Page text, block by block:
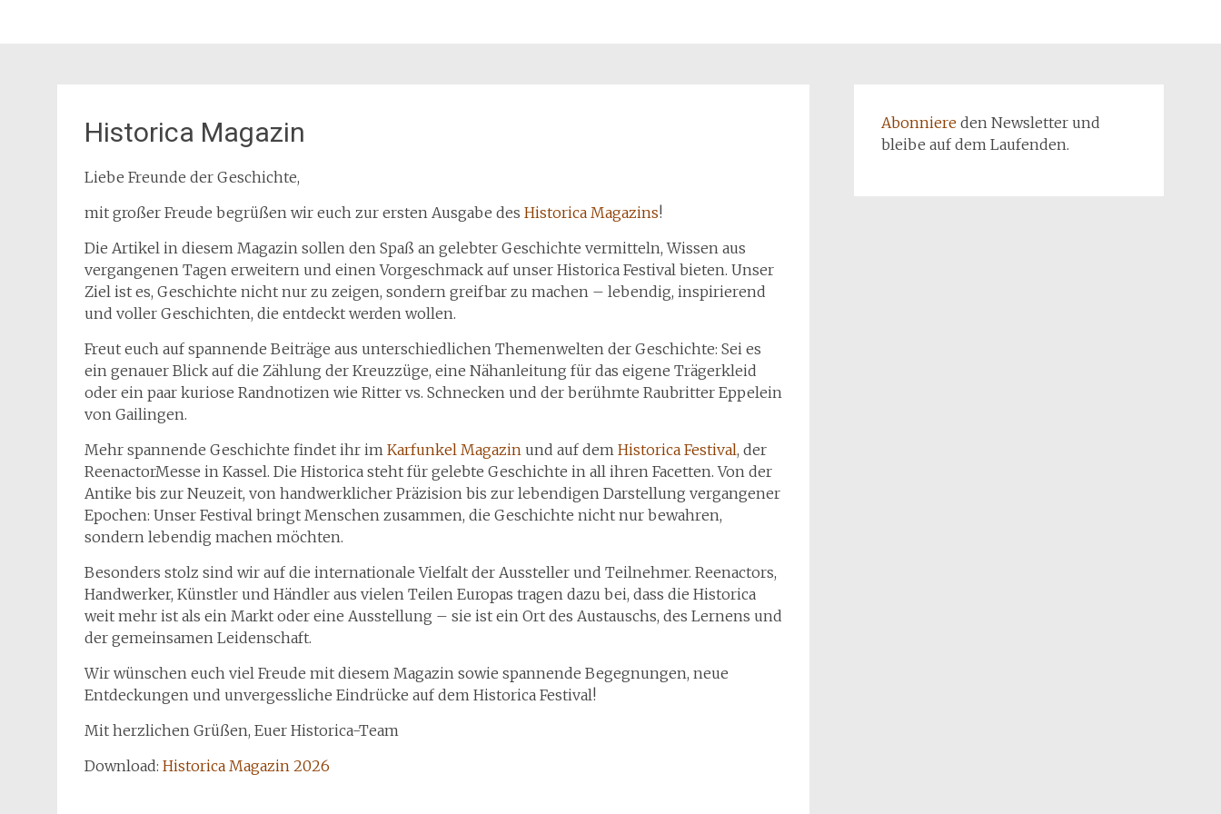
Historica Magazin
Liebe Freunde der Geschichte,
mit großer Freude begrüßen wir euch zur ersten Ausgabe des Historica Magazins!
Die Artikel in diesem Magazin sollen den Spaß an gelebter Geschichte vermitteln, Wissen aus
vergangenen Tagen erweitern und einen Vorgeschmack auf unser Historica Festival bieten. Unser
Ziel ist es, Geschichte nicht nur zu zeigen, sondern greifbar zu machen – lebendig, inspirierend
und voller Geschichten, die entdeckt werden wollen.
Freut euch auf spannende Beiträge aus unterschiedlichen Themenwelten der Geschichte: Sei es
ein genauer Blick auf die Zählung der Kreuzzüge, eine Nähanleitung für das eigene Trägerkleid
oder ein paar kuriose Randnotizen wie Ritter vs. Schnecken und der berühmte Raubritter Eppelein
von Gailingen.
Mehr spannende Geschichte findet ihr im Karfunkel Magazin und auf dem Historica Festival, der
ReenactorMesse in Kassel. Die Historica steht für gelebte Geschichte in all ihren Facetten. Von der
Antike bis zur Neuzeit, von handwerklicher Präzision bis zur lebendigen Darstellung vergangener
Epochen: Unser Festival bringt Menschen zusammen, die Geschichte nicht nur bewahren,
sondern lebendig machen möchten.
Besonders stolz sind wir auf die internationale Vielfalt der Aussteller und Teilnehmer. Reenactors,
Handwerker, Künstler und Händler aus vielen Teilen Europas tragen dazu bei, dass die Historica
weit mehr ist als ein Markt oder eine Ausstellung – sie ist ein Ort des Austauschs, des Lernens und
der gemeinsamen Leidenschaft.
Wir wünschen euch viel Freude mit diesem Magazin sowie spannende Begegnungen, neue
Entdeckungen und unvergessliche Eindrücke auf dem Historica Festival!
Mit herzlichen Grüßen, Euer Historica-Team
Download: Historica Magazin 2026
Abonniereden Newsletter und
bleibe auf dem Laufenden.